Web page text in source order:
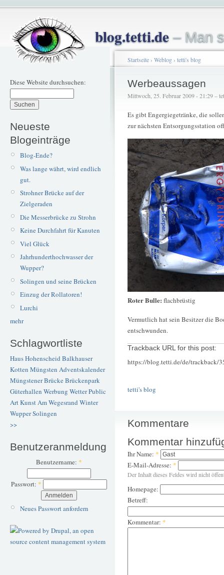
blog.tetti.de– Man
Diese Website durchsuchen:
Neueste
Blogeinträge
Blog-Ende?
Was lange währt, wird endlich
gut.
Strohner Brücke auf der
Zielgeraden
Die Messerbrücke zu Strohn
Keine Durchfahrt für Kanuten
Viel Glück
Jahrhunderthochwasser der
Wupper?
Solingen und seine Brücken
Einzug der Rollatoren!
Lurchi
mehr
Schlagwortliste
Haus Hohenscheid Balkhauser
Kotten Müngsten Adventskalender
Müngstener BrückeBrückenpark
Güterhallen Werbung WetterPublic
ArtKunstAm Wegesrand Winter
WupperSolingen
>>
Benutzeranmeldung
Benutzername: *
Passwort: *
Neues Passwort anfordern
Startseite› Weblog› tetti's blog
Werbeaussagen
Mittwoch, 25. Februar 2009 - 21:29 –
Es gibt Engergiegetränke, die
zur nächsten Entsorgungsstation
Roter Bulle: flachbrüstig
Vermutlich hat sein Besitzer die
entschwunden.
Trackback URL for this post:
https://blog.tetti.de/de/trackback/
tetti's blog
Kommentare
Kommentar
Ihr Name: *
E-Mail-Adresse: *
Der Inhalt dieses Feldes wird nicht
Homepage:
Betreff:
Kommentar: *